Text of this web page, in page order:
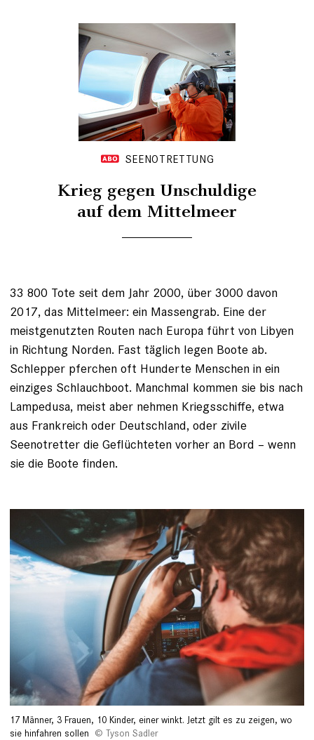
SEENOTRETTUNG
Krieg gegen Unschuldige
auf dem Mittelmeer
33 800 Tote seit dem Jahr 2000, über 3000 davon
2017, das Mittelmeer: ein Massengrab. Eine der
meistgenutzten Routen nach Europa führt von Libyen
in Richtung Norden. Fast täglich legen Boote ab.
Schlepper pferchen oft Hunderte Menschen in ein
einziges Schlauchboot. Manchmal kommen sie bis nach
Lampedusa, meist aber nehmen Kriegsschiffe, etwa
aus Frank­reich oder Deutschland, oder zivile
Seenotretter die Geflüchteten vorher an Bord – wenn
sie die Boote finden.
17 Männer, 3 Frauen, 10 Kinder, einer winkt. Jetzt gilt es zu zeigen, wo
sie hinfahren sollen
Tyson Sadler